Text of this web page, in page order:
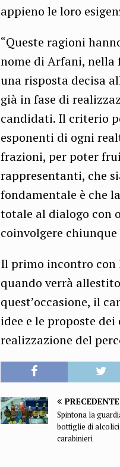
appieno le loro
“Queste ragioni
nome di Arfani, nella
una risposta decisa
già in fase di
candidati. Il criterio
esponenti di ogni
frazioni, per poter
rappresentanti, che
fondamentale è che
totale al dialogo con
coinvolgere
Il primo incontro con
quando verrà
quest’occasione, il
idee e le proposte
realizzazione del
PRECEDENTE
Spintona la
bottiglie di
carabinieri